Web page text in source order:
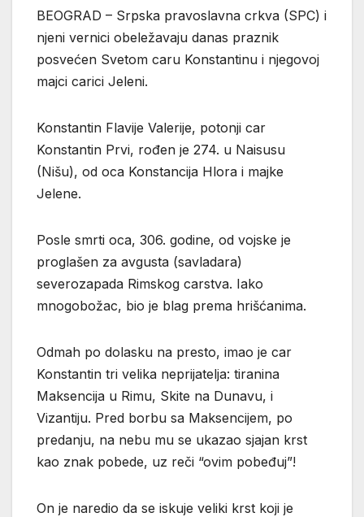
BEOGRAD – Srpska pravoslavna crkva (SPC) i
njeni vernici obeležavaju danas praznik
posvećen Svetom caru Konstantinu i njegovoj
majci carici Jeleni.
Konstantin Flavije Valerije, potonji car
Konstantin Prvi, rođen je 274. u Naisusu
(Nišu), od oca Konstancija Hlora i majke
Jelene.
Posle smrti oca, 306. godine, od vojske je
proglašen za avgusta (savladara)
severozapada Rimskog carstva. Iako
mnogobožac, bio je blag prema hrišćanima.
Odmah po dolasku na presto, imao je car
Konstantin tri velika neprijatelja: tiranina
Maksencija u Rimu, Skite na Dunavu, i
Vizantiju. Pred borbu sa Maksencijem, po
predanju, na nebu mu se ukazao sjajan krst
kao znak pobede, uz reči “ovim pobeđuj”!
On je naredio da se iskuje veliki krst koji je